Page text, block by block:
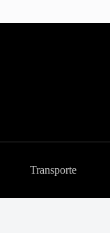
Transporte